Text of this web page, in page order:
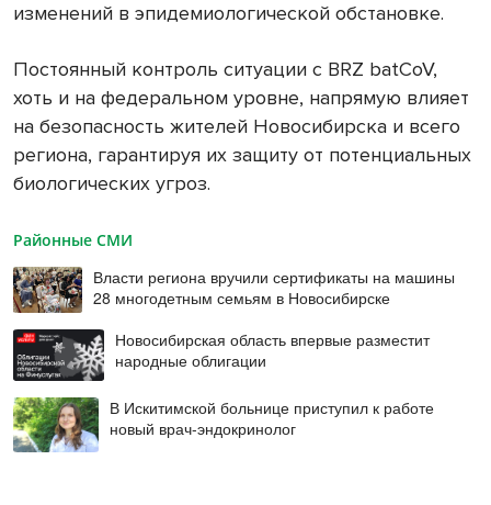
изменений в эпидемиологической обстановке.
Постоянный контроль ситуации с BRZ batCoV,
хоть и на федеральном уровне, напрямую влияет
на безопасность жителей Новосибирска и всего
региона, гарантируя их защиту от потенциальных
биологических угроз.
Районные СМИ
Власти региона вручили сертификаты на машины
28 многодетным семьям в Новосибирске
Новосибирская область впервые разместит
народные облигации
В Искитимской больнице приступил к работе
новый врач-эндокринолог